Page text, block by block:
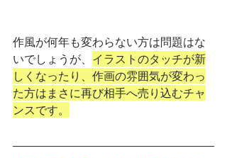
作風が何年も変わらない方は問題はな
いでしょうが、 イラストのタッチが新
しくなったり、作画の雰囲気が変わっ
た方はまさに再び相手へ売り込むチャ
ンスです。